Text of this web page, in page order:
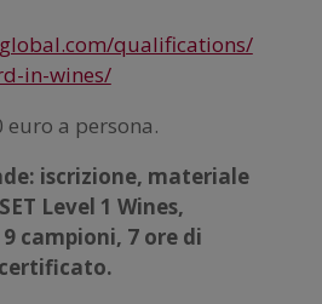
qualifications/
in-wines/
euro a persona.
iscrizione, materiale
Level 1 Wines,
campioni, 7 ore di